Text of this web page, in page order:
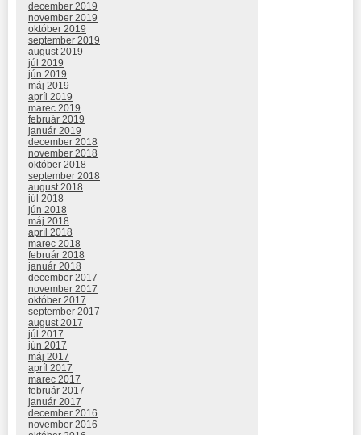
december 2019
november 2019
október 2019
september 2019
august 2019
júl 2019
jún 2019
máj 2019
apríl 2019
marec 2019
február 2019
január 2019
december 2018
november 2018
október 2018
september 2018
august 2018
júl 2018
jún 2018
máj 2018
apríl 2018
marec 2018
február 2018
január 2018
december 2017
november 2017
október 2017
september 2017
august 2017
júl 2017
jún 2017
máj 2017
apríl 2017
marec 2017
február 2017
január 2017
december 2016
november 2016